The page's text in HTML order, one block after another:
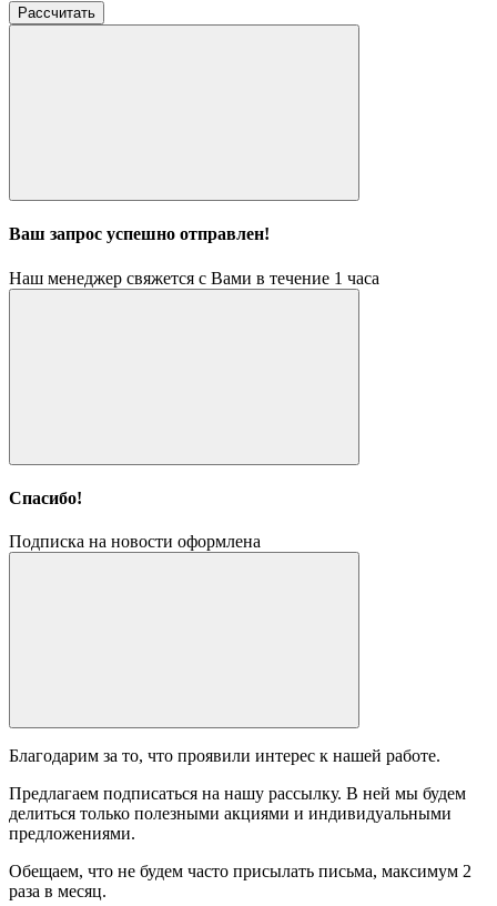
Рассчитать
Ваш запрос успешно отправлен!
Наш менеджер свяжется с Вами в течение 1 часа
Спасибо!
Подписка на новости оформлена
Благодарим за то, что проявили интерес к нашей работе.
Предлагаем подписаться на нашу рассылку. В ней мы будем
делиться только полезными акциями и индивидуальными
предложениями.
Обещаем, что не будем часто присылать письма, максимум 2
раза в месяц.